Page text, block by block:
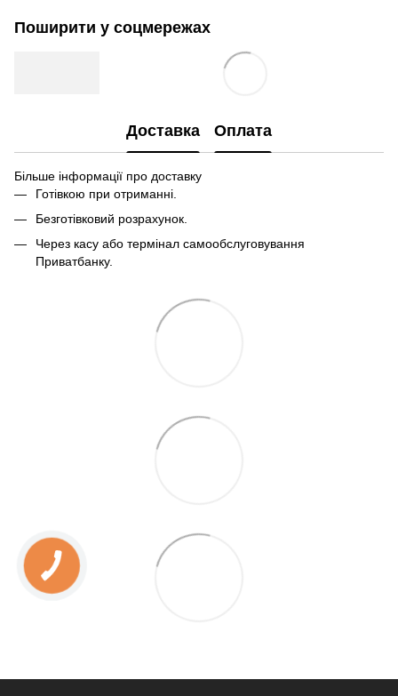
Поширити у соцмережах
Доставка Оплата
Більше інформації про доставку
Готівкою при отриманні.
Безготівковий розрахунок.
Через касу або термінал самообслуговування
Приватбанку.